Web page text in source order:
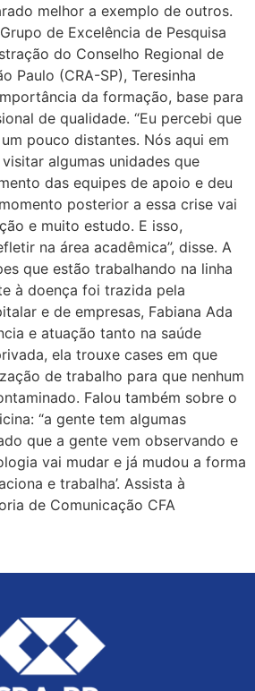
melhor a exemplo de outros.
de Excelência de Pesquisa
do Conselho Regional de
Paulo (CRA-SP), Teresinha
da formação, base para
de qualidade. “Eu percebi que
pouco distantes. Nós aqui em
algumas unidades que
das equipes de apoio e deu
posterior a essa crise vai
e muito estudo. E isso,
na área acadêmica”, disse. A
que estão trabalhando na linha
à doença foi trazida pela
e de empresas, Fabiana Ada
e atuação tanto na saúde
ela trouxe cases em que
de trabalho para que nenhum
Falou também sobre o
“a gente tem algumas
que a gente vem observando e
vai mudar e já mudou a forma
e trabalha’. Assista à
de Comunicação CFA